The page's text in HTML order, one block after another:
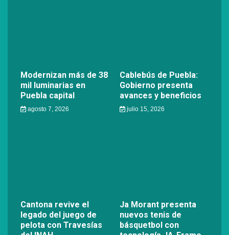
Modernizan más de 38
mil luminarias en
Puebla capital
agosto 7, 2026
Cablebús de Puebla:
Gobierno presenta
avances y beneficios
julio 15, 2026
Cantona revive el
legado del juego de
pelota con Travesías
Ja Morant presenta
nuevos tenis de
básquetbol con